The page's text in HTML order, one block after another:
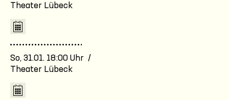
Theater Lübeck
So, 31.01. 18:00 Uhr /
Theater Lübeck